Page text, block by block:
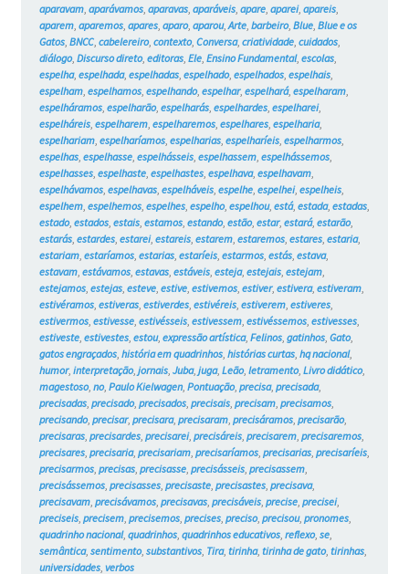
aparavam, aparávamos, aparavas, aparáveis, apare, aparei, apareis,
aparem, aparemos, apares, aparo, aparou, Arte, barbeiro, Blue, Blue e os
Gatos, BNCC, cabelereiro, contexto, Conversa, criatividade, cuidados,
diálogo, Discurso direto, editoras, Ele, Ensino Fundamental, escolas,
espelha, espelhada, espelhadas, espelhado, espelhados, espelhais,
espelham, espelhamos, espelhando, espelhar, espelhará, espelharam,
espelháramos, espelharão, espelharás, espelhardes, espelharei,
espelháreis, espelharem, espelharemos, espelhares, espelharia,
espelhariam, espelharíamos, espelharias, espelharíeis, espelharmos,
espelhas, espelhasse, espelhásseis, espelhassem, espelhássemos,
espelhasses, espelhaste, espelhastes, espelhava, espelhavam,
espelhávamos, espelhavas, espelháveis, espelhe, espelhei, espelheis,
espelhem, espelhemos, espelhes, espelho, espelhou, está, estada, estadas,
estado, estados, estais, estamos, estando, estão, estar, estará, estarão,
estarás, estardes, estarei, estareis, estarem, estaremos, estares, estaria,
estariam, estaríamos, estarias, estaríeis, estarmos, estás, estava,
estavam, estávamos, estavas, estáveis, esteja, estejais, estejam,
estejamos, estejas, esteve, estive, estivemos, estiver, estivera, estiveram,
estivéramos, estiveras, estiverdes, estivéreis, estiverem, estiveres,
estivermos, estivesse, estivésseis, estivessem, estivéssemos, estivesses,
estiveste, estivestes, estou, expressão artística, Felinos, gatinhos, Gato,
gatos engraçados, história em quadrinhos, histórias curtas, hq nacional,
humor, interpretação, jornais, Juba, juga, Leão, letramento, Livro didático,
magestoso, no, Paulo Kielwagen, Pontuação, precisa, precisada,
precisadas, precisado, precisados, precisais, precisam, precisamos,
precisando, precisar, precisara, precisaram, precisáramos, precisarão,
precisaras, precisardes, precisarei, precisáreis, precisarem, precisaremos,
precisares, precisaria, precisariam, precisaríamos, precisarias, precisaríeis,
precisarmos, precisas, precisasse, precisásseis, precisassem,
precisássemos, precisasses, precisaste, precisastes, precisava,
precisavam, precisávamos, precisavas, precisáveis, precise, precisei,
preciseis, precisem, precisemos, precises, preciso, precisou, pronomes,
quadrinho nacional, quadrinhos, quadrinhos educativos, reflexo, se,
semântica, sentimento, substantivos, Tira, tirinha, tirinha de gato, tirinhas,
universidades, verbos